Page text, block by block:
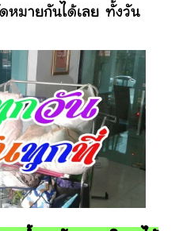
หมายกันได้เลย ทั้งวัน